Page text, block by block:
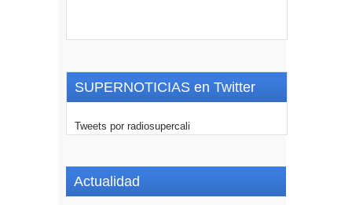
SUPERNOTICIAS en Twitter
Tweets por radiosupercali
Actualidad